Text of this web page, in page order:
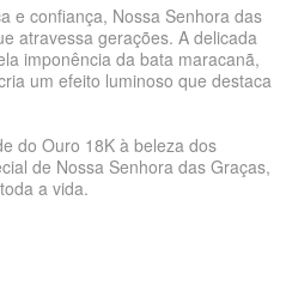
e confiança, Nossa Senhora das
atravessa gerações. A delicada
imponência da bata maracanã,
um efeito luminoso que destaca
do Ouro 18K à beleza dos
de Nossa Senhora das Graças,
a vida.